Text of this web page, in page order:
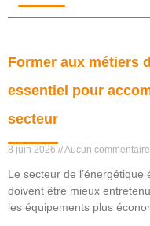
Former aux métiers
essentiel pour
secteur
8 juin 2026 Aucun commentaire
Le secteur de
doivent être mieux
les équipements plus